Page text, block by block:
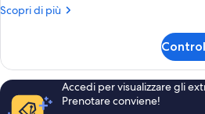
Comunicanti
Scopri di più
Altri
Camere
Doppie
Comunicanti
Accedi per visualizzare gli
Prenotare conviene!